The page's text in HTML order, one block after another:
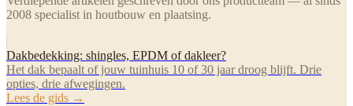
2008 specialist in houtbouw en plaatsing.
Dakbedekking: shingles, EPDM of dakleer?
Het dak bepaalt of jouw tuinhuis 10 of 30 jaar droog blijft. Drie
opties, drie afwegingen.
Lees de gids →